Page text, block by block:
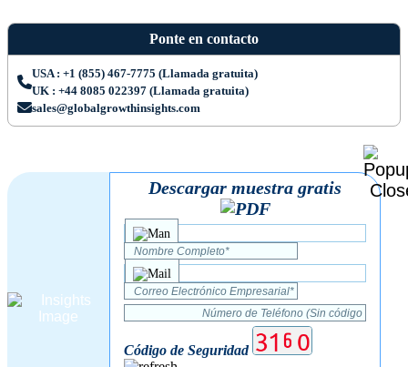
Ponte en contacto
USA : +1 (855) 467-7775 (Llamada gratuita)
UK : +44 8085 022397 (Llamada gratuita)
sales@globalgrowthinsights.com
Descargar muestra gratis
Código de Seguridad